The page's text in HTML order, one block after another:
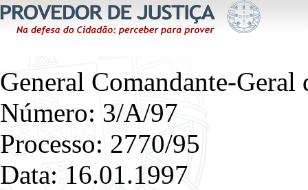
General Comandante-
Número: 3/A/97
Processo: 2770/95
Data: 16.01.1997